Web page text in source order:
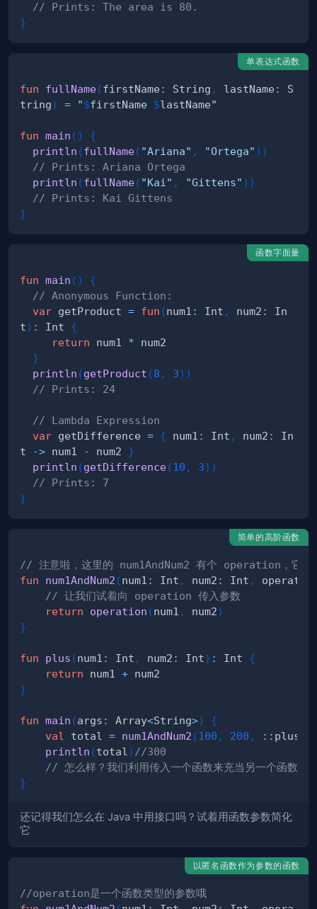
// Prints: The area is 80.
}
单表达式函数
fun fullName(firstName : String , lastName :
S
tring) = "$firstName $lastName"
fun main ( )
{
println (fullName( "Ariana" , "Ortega" ) )
// Prints: Ariana Ortega
println (fullName( "Kai" , "Gittens" ) )
// Prints: Kai Gittens
}
函数字面量
fun main ( )
{
// Anonymous Function:
var getProduct = fun (num1 : Int , num2 :
In
t) : Int {
return num1 *
}
println (getProduct (8 , 3) )
// Prints: 24
// Lambda Expression
var getDifference = { num1 : Int , num2 :
In
t
-> num1 - num2 }
println (getDifference(10 , 3) )
// Prints: 7
}
简单的高阶函数
// 注意啦，这里的 num1AndNum2 有个 operation，它是
fun
num1AndNum2 (num1 : Int , num2 : Int ,
// 让我们试着向 operation 传入参数
return
operation (num1 , num2)
}
fun plus (num1 : Int , num2 : Int) : Int {
return num1 +
}
fun main (args : Array<String>)
{
val
total = num1AndNum2 (100 , 200 , :: plus
println (total ) //300
// 怎么样？我们利用传入一个函数来充当另一个函数的
}
还记得我们怎么在 Java 中用接口吗？试着用函数参数简化
它
以匿名函数作为参数的函数
//operation是一个函数类型的参数哦